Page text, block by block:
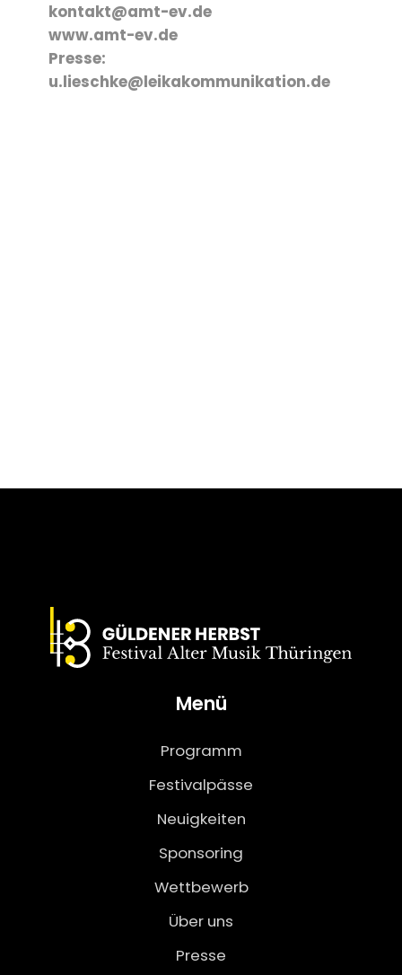
kontakt@amt-ev.de
www.amt-ev.de
Presse:
u.lieschke@leikakommunikation.de
Menü
Programm
Festivalpässe
Neuigkeiten
Sponsoring
Wettbewerb
Über uns
Presse